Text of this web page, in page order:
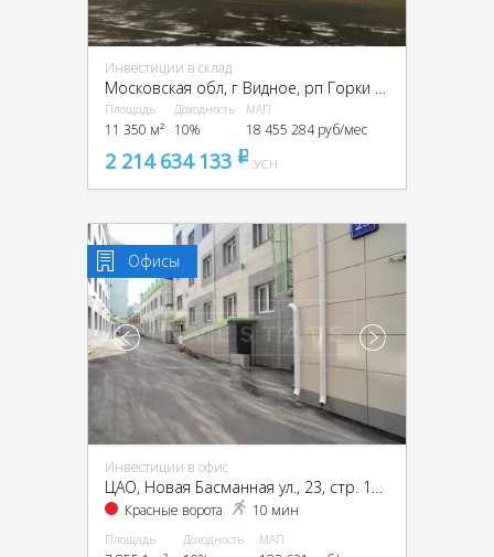
Инвестиции в склад
Московская обл, г Видное, рп Горки Ленинские, Промзона Технопарк улица Восточная, Московская обл., промзона Технопарк, Восточная ул.
Площадь
11 350 м²
Доходность
10%
МАП
18 455 284 руб/мес
2 214 634 133 pуб
УСН
Офисы
Инвестиции в офис
Красные ворота 10 мин
Площадь Доходность МАП